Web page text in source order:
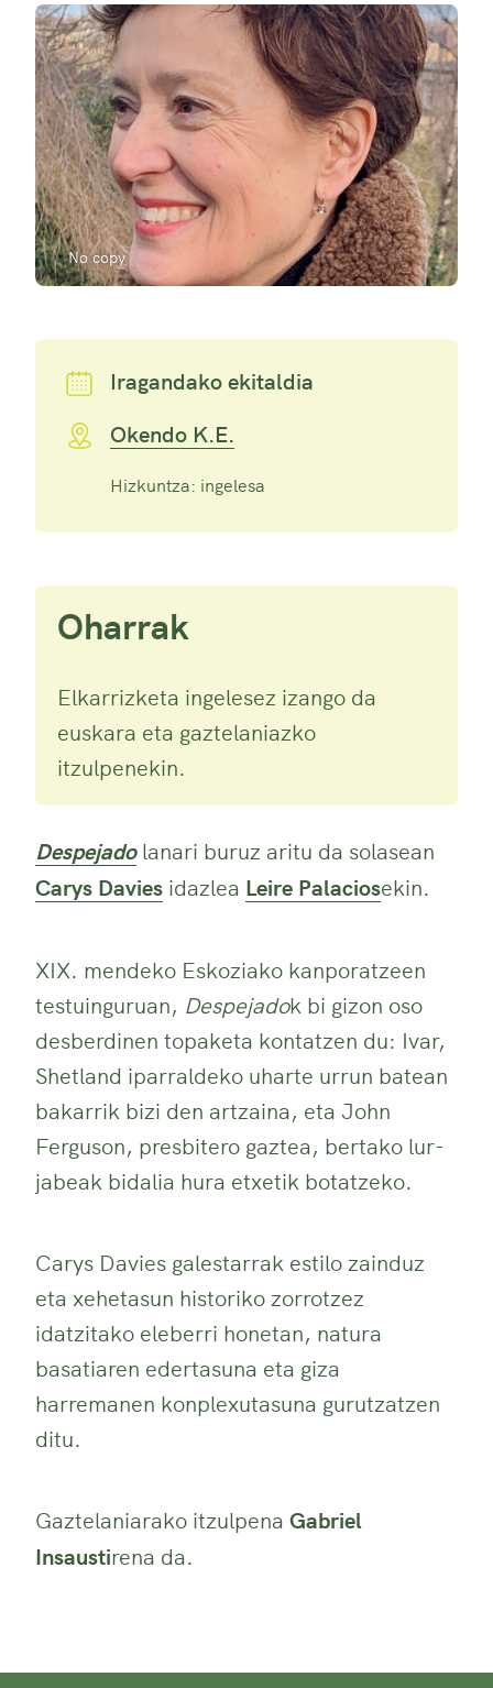
No copy
Iragandako ekitaldia
Okendo K.E.
Hizkuntza: ingelesa
Oharrak
Elkarrizketa ingelesez izango da
euskara eta gaztelaniazko
itzulpenekin.
Despejadolanari buruz aritu da solasean
Carys Davies idazlea Leire Palaciosekin.
XIX. mendeko Eskoziako kanporatzeen
testuinguruan, Despejadok bi gizon oso
desberdinen topaketa kontatzen du: Ivar,
Shetland iparraldeko uharte urrun batean
bakarrik bizi den artzaina, eta John
Ferguson, presbitero gaztea, bertako lur-
jabeak bidalia hura etxetik botatzeko.
Carys Davies galestarrak estilo zainduz
eta xehetasun historiko zorrotzez
idatzitako eleberri honetan, natura
basatiaren edertasuna eta giza
harremanen konplexutasuna gurutzatzen
ditu.
Gaztelaniarako itzulpena Gabriel
Insaustirena da.